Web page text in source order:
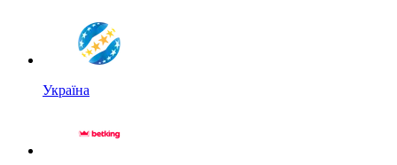
Україна